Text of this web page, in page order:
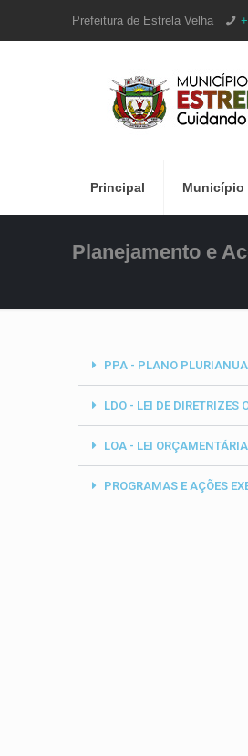
Prefeitura de Estrela Velha
Principal Município
Planejamento e
PPA - PLANO
LDO - LEI DE DIRETRIZES
LOA - LEI
PROGRAMAS E AÇÕES